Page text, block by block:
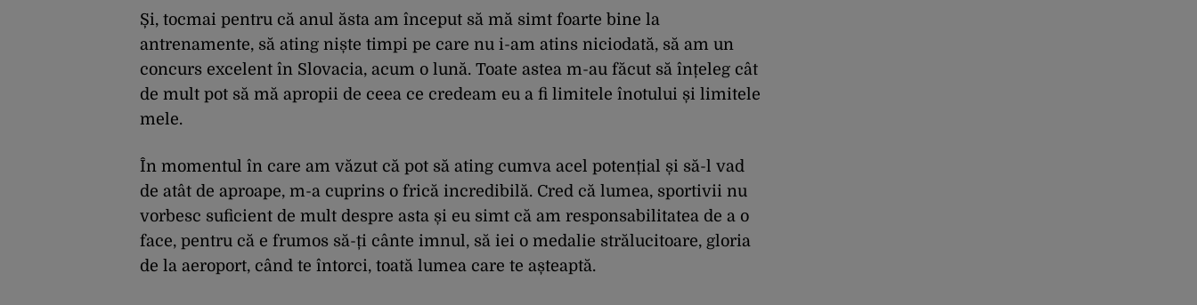
Și, tocmai pentru că anul ăsta am început să mă simt foarte bine la
antrenamente, să ating niște timpi pe care nu i-am atins niciodată, să am un
concurs excelent în Slovacia, acum o lună. Toate astea m-au făcut să înțeleg cât
de mult pot să mă apropii de ceea ce credeam eu a fi limitele înotului și limitele
mele.
În momentul în care am văzut că pot să ating cumva acel potențial și să-l vad
de atât de aproape, m-a cuprins o frică incredibilă. Cred că lumea, sportivii nu
vorbesc suficient de mult despre asta și eu simt că am responsabilitatea de a o
face, pentru că e frumos să-ți cânte imnul, să iei o medalie strălucitoare, gloria
de la aeroport, când te întorci, toată lumea care te așteaptă.